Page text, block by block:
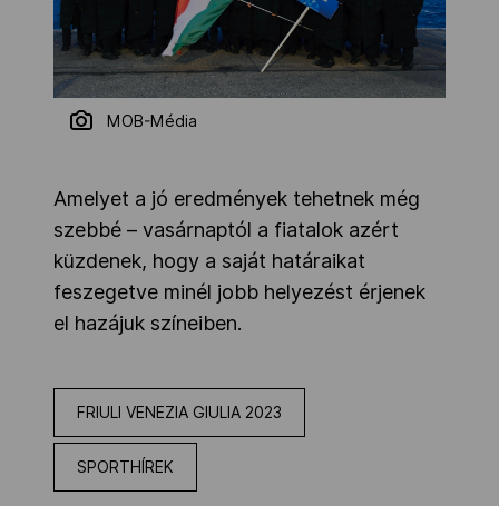
MOB-Média
Amelyet a jó eredmények tehetnek még
szebbé – vasárnaptól a fiatalok azért
küzdenek, hogy a saját határaikat
feszegetve minél jobb helyezést érjenek
el hazájuk színeiben.
FRIULI VENEZIA GIULIA 2023
SPORTHÍREK